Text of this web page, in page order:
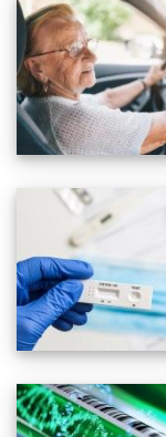
sommeil
cerveau !
il trop
?